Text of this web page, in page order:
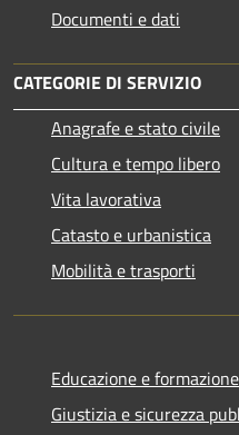
Documenti e dati
CATEGORIE DI SERVIZIO
Anagrafe e stato civile
Cultura e tempo libero
Vita lavorativa
Catasto e urbanistica
Mobilità e trasporti
Educazione e formazione
Giustizia e sicurezza